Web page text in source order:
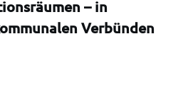
– in
Verbünden